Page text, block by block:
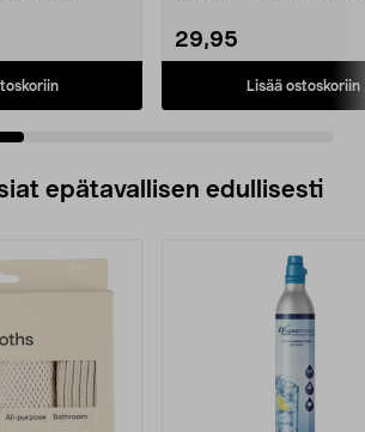
29,95
Lisää ostoskoriin
epätavallisen edullisesti